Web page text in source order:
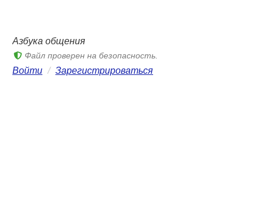
Азбука общения
Файл проверен на безопасность.
Войти / Зарегистрироваться